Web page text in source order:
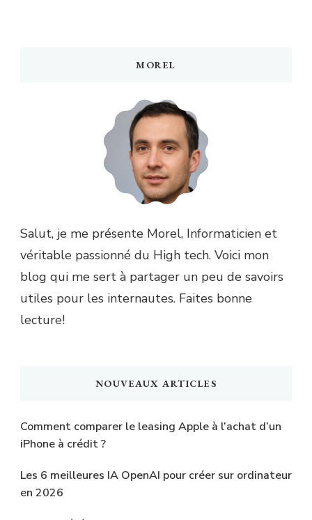
MOREL
Salut, je me présente Morel, Informaticien et
véritable passionné du High tech. Voici mon
blog qui me sert à partager un peu de savoirs
utiles pour les internautes. Faites bonne
lecture!
NOUVEAUX ARTICLES
Comment comparer le leasing Apple à l’achat d’un
iPhone à crédit ?
Les 6 meilleures IA OpenAI pour créer sur ordinateur
en 2026